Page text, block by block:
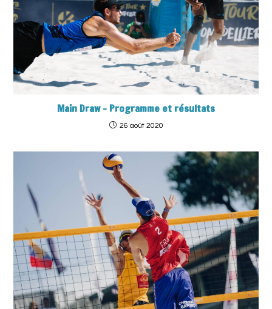
Main Draw – Programme et résultats
26 août 2020